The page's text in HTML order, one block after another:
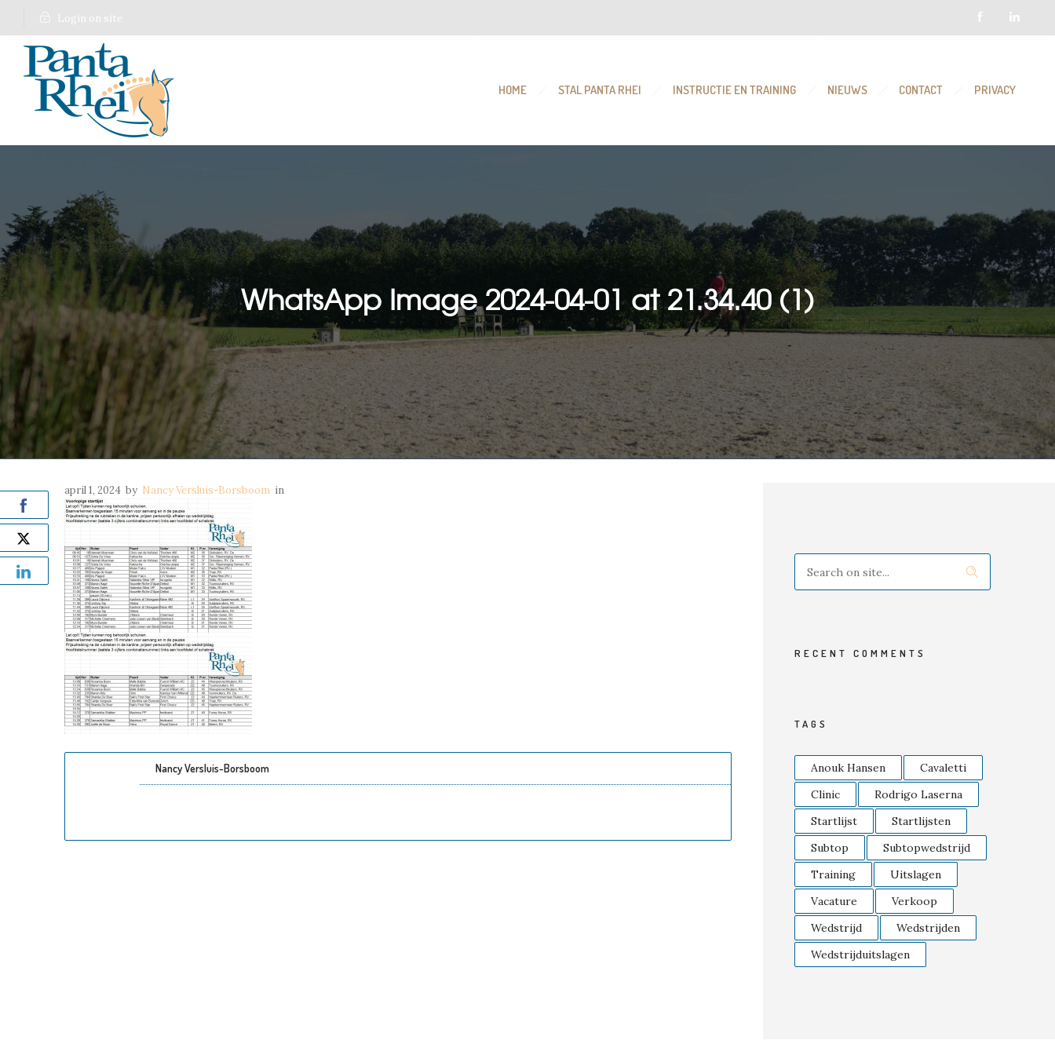
Login on site
HOME STAL PANTA RHEI INSTRUCTIE EN TRAINING NIEUWS CONTACT PRIVACY
WhatsApp Image 2024-04-01 at 21.34.40 (1)
april 1, 2024 by Nancy Versluis-Borsboom in
Nancy Versluis-Borsboom
RECENT COMMENTS
TAGS
Anouk Hansen
Cavaletti
Clinic
Rodrigo Laserna
Startlijst
Startlijsten
Subtop
Subtopwedstrijd
Training
Uitslagen
Vacature
Verkoop
Wedstrijd
Wedstrijden
Wedstrijduitslagen